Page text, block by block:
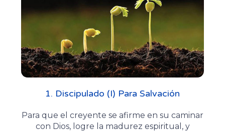
1. Discipulado (I) Para Salvación
Para que el creyente se afirme en su caminar
con Dios, logre la madurez espiritual, y